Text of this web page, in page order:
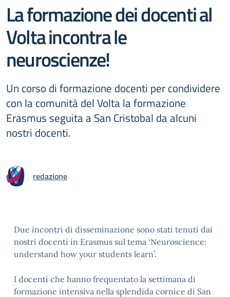
La formazione dei docenti al
Volta incontra le
neuroscienze!
Un corso di formazione docenti per condividere
con la comunità del Volta la formazione
Erasmus seguita a San Cristobal da alcuni
nostri docenti.
redazione
Due incontri di disseminazione sono stati tenuti dai
nostri docenti in Erasmus sul tema ‘Neuroscience:
understand how your students learn’.
I docenti che hanno frequentato la settimana di
formazione intensiva nella splendida cornice di San